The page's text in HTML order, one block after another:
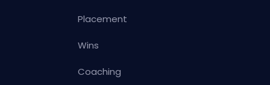
Placement
Wins
Coaching